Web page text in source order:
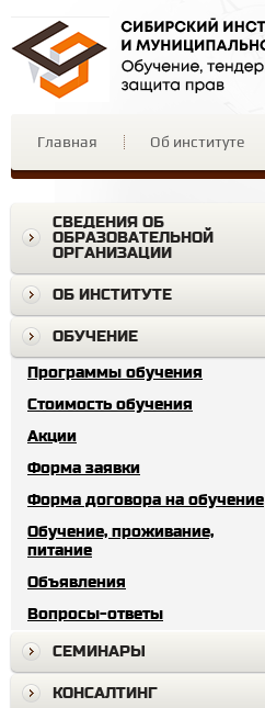
Главная Об институте
СВЕДЕНИЯ ОБ
ОБРАЗОВАТЕЛЬНОЙ
ОРГАНИЗАЦИИ
ОБ ИНСТИТУТЕ
ОБУЧЕНИЕ
Программы обучения
Cтоимость обучения
Акции
Форма заявки
Форма договора на обучение
Обучение, проживание,
питание
Объявления
Вопросы-ответы
СЕМИНАРЫ
КОНСАЛТИНГ